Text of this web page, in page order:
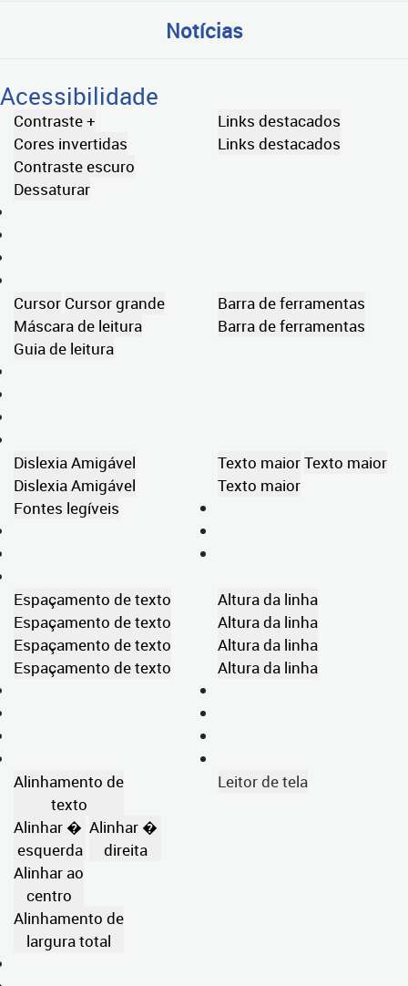
Notícias
Acessibilidade
Contraste +
Cores invertidas
Contraste escuro
Dessaturar
Links destacados
Links destacados
Cursor Cursor grande
Máscara de leitura
Guia de leitura
Barra de ferramentas
Barra de ferramentas
Dislexia Amigável
Dislexia Amigável
Fontes legíveis
Texto maiorTexto maior
Texto maior
Espaçamento de texto
Espaçamento de texto
Espaçamento de texto
Espaçamento de texto
Altura da linha
Altura da linha
Altura da linha
Altura da linha
Alinhamento de
texto
Alinhar �
esquerda
Alinhar �
direita
Alinhar ao
centro
Alinhamento de
largura total
Leitor de tela